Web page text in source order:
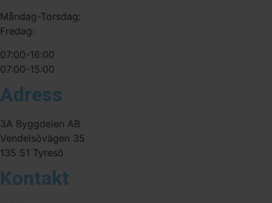
Måndag-Torsdag:
Fredag:
07:00-16:00
07:00-15:00
Adress
3A Byggdelen AB
Vendelsövägen 35
135 51 Tyresö
Kontakt